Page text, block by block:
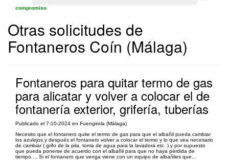
compromiso
Otras solicitudes de
Fontaneros Coín (Málaga)
Fontaneros para quitar termo de gas
para alicatar y volver a colocar el de
fontanería exterior, grifería, tuberías
Publicado el 7-10-2024 en Fuengirola (Málaga)
Necesito que el fontanero quite el termo de gas para que el albañil pueda cambiar
los azulejos y después el fontanero volver a colocar el termo y lo que vea necesario
de cambiar ( grifo de la pila, toma de agua para la lavadora etc. ) y por supuesto
que pueda ponerse de acuerdo con el albañil para que no haya pérdida de
tiempo.... Si el fontanero que venga viene con un equipo de albañiles que...